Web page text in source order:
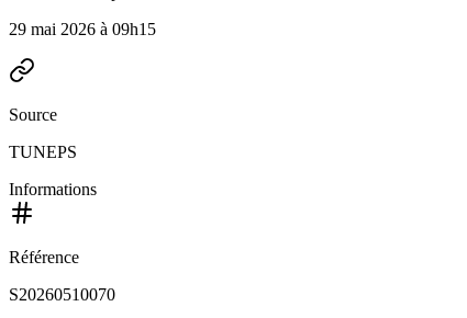
29 mai 2026 à 09h15
Source
TUNEPS
Informations
Référence
S20260510070